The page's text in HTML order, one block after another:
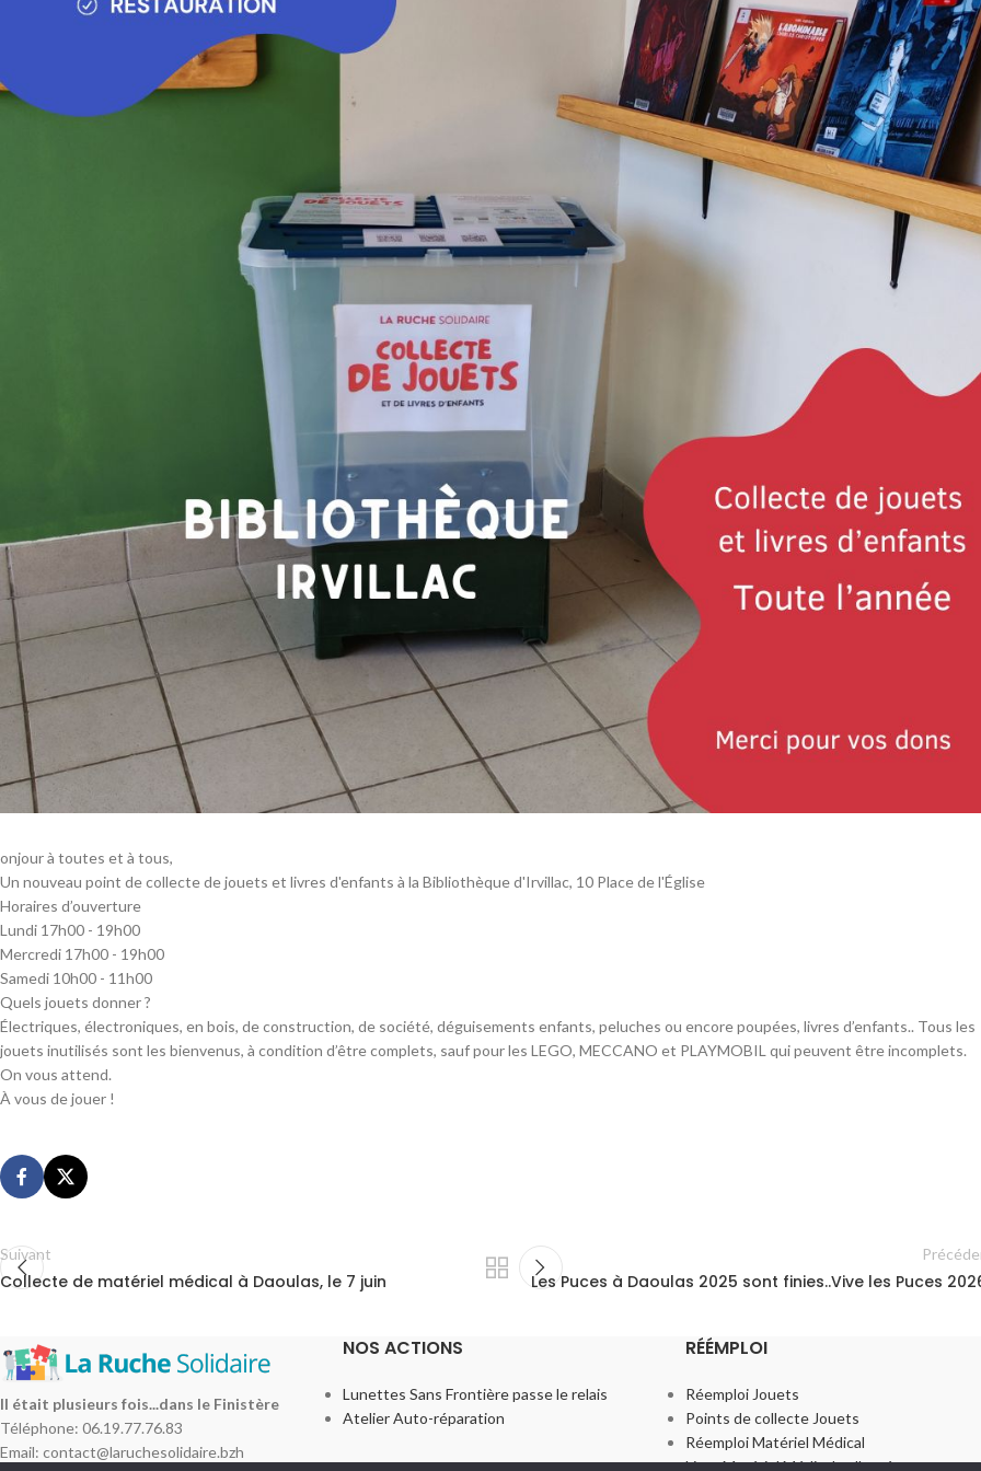
onjour à toutes et à tous,
Un nouveau point de collecte de jouets et livres d'enfants à la Bibliothèque d'Irvillac, 10 Place de l'Église
Horaires d’ouverture
Lundi 17h00 - 19h00
Mercredi 17h00 - 19h00
Samedi 10h00 - 11h00
Quels jouets donner ?
Électriques, électroniques, en bois, de construction, de société, déguisements enfants, peluches ou encore poupées, livres d’enfants.. Tous les
jouets inutilisés sont les bienvenus, à condition d’être complets, sauf pour les LEGO, MECCANO et PLAYMOBIL qui peuvent être incomplets.
On vous attend.
À vous de jouer !
Suivant
Collecte de matériel médical à Daoulas, le 7 juin Les Puces à Daoulas 2025 sont finies..Vive les Puces
Il était plusieurs fois...dans le Finistère
Téléphone: 06.19.77.76.83
Email: contact@laruchesolidaire.bzh
NOS ACTIONS
Lunettes Sans Frontière passe le relais
Atelier Auto-réparation
RÉÉMPLOI
Réemploi Jouets
Points de collecte Jouets
Réemploi Matériel Médical
Liste Matériel Médical collecté